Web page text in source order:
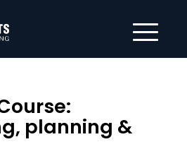
planning &